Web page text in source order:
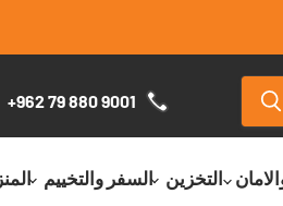
+962 79 880 9001
التخزين السفر والتخييم